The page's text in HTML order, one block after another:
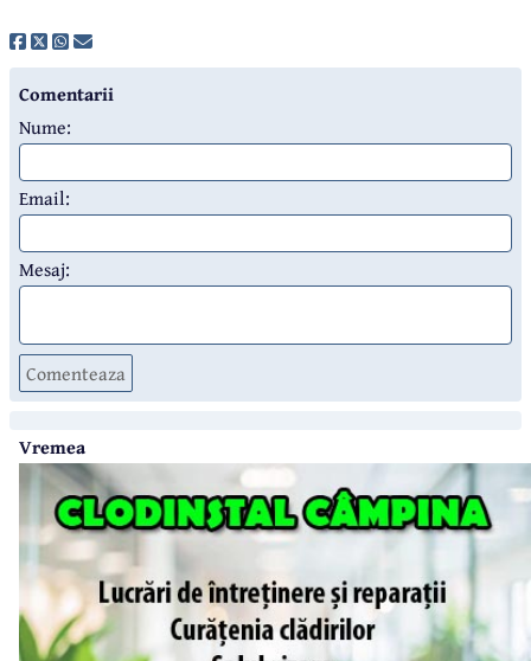
Comentarii
Nume:
Email:
Mesaj:
Comenteaza
Vremea